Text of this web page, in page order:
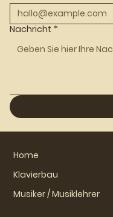
Nachricht *
Home
Klavierbau
Musiker / Musiklehrer